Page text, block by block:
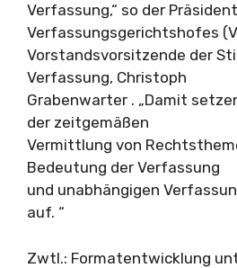
Verfassung,“ so der
Verfassungsgerichtshofes
Vorstandsvorsitzende der
Verfassung, Christoph
Grabenwarter . „Damit
der zeitgemäßen
Vermittlung von
Bedeutung der Verfassung
und unabhängigen
auf. “
Zwtl.: Formatentwicklung